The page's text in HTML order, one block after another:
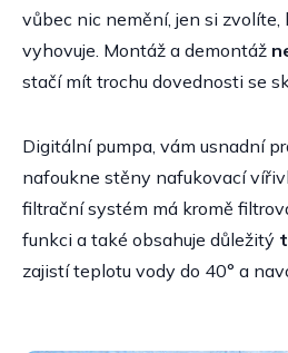
vůbec nic nemění, jen si zvolíte,
vyhovuje. Montáž a demontáž
stačí mít trochu dovednosti se
Digitální pumpa, vám usnadní
nafoukne stěny nafukovací
filtrační systém má kromě
funkci a také obsahuje důležitý
zajistí teplotu vody do 40° a